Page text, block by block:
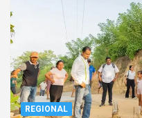
REGIONAL